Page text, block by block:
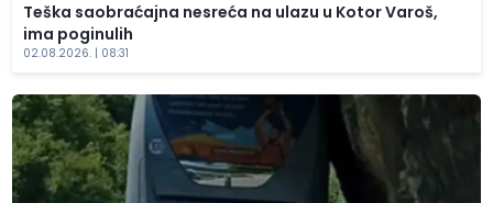
Teška saobraćajna nesreća na ulazu u Kotor Varoš,
ima poginulih
02.08.2026. | 08:31